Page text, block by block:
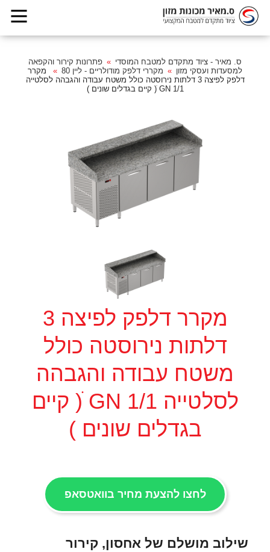
ס. מאיר - ציוד מתקדם למטבח המוסדי
פתרונות קירור והקפאה
למסעדות ועסקי מזון
מקררי דלפק מודולריים - ליין 80
מקרר
דלפק לפיצה 3 דלתות נירוסטה כולל משטח עבודה והגבהה לסלטייה
1/1 GN ׁ( קיים בגדלים שונים )
מקרר דלפק לפיצה 3
דלתות נירוסטה כולל
משטח עבודה והגבהה
לסלטייה 1/1 GN ׁ( קיים
בגדלים שונים )
לחצו להצעת מחיר בוואטסאפ
שילוב מושלם של אחסון, קירור